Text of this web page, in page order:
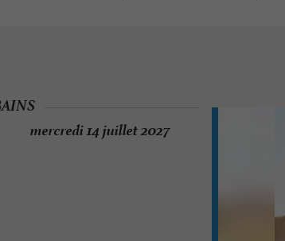
mercredi 14 juillet 2027